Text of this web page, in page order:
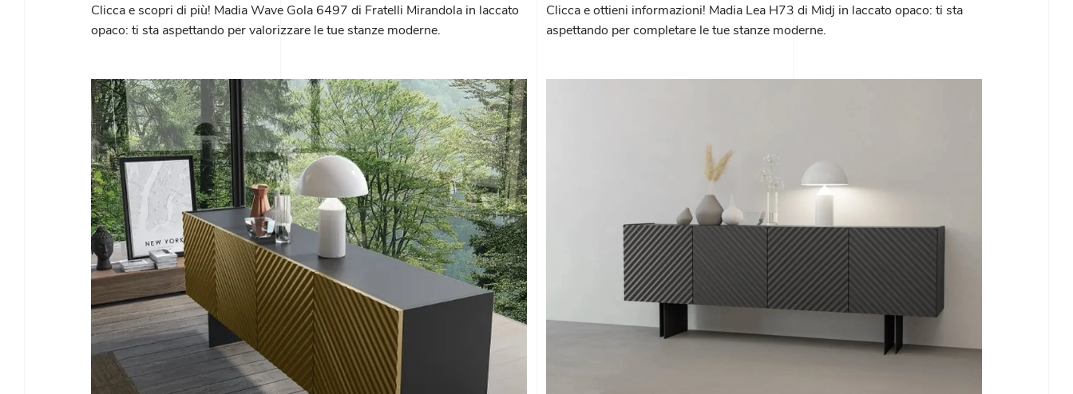
Clicca e scopri di più! Madia Wave Gola 6497 di Fratelli Mirandola in laccato
opaco: ti sta aspettando per valorizzare le tue stanze moderne.
Clicca e ottieni informazioni! Madia Lea H73 di Midj in laccato opaco: ti sta
aspettando per completare le tue stanze moderne.